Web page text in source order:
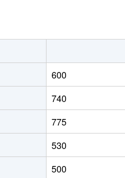
徒歩29分
徒歩29分
徒歩28分
徒歩28分
徒歩28分
徒歩29分
600
740
775
530
500